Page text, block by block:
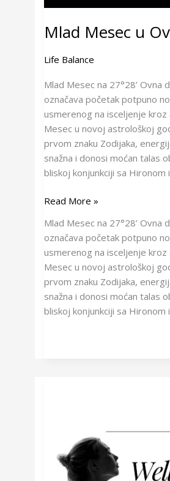
Mlad Mesec u
Life Balance
Mlad Mesec na 27°28’
označava početak potpuno
usmerenog na isceljenje kroz
Mesec u novoj astrološkoj
prvom znaku Zodijaka,
snažna i donosi moćan talas
bliskoj konjunkciji sa Hironom i
Read More »
Mlad Mesec na 27°28’
označava početak potpuno
usmerenog na isceljenje kroz
Mesec u novoj astrološkoj
prvom znaku Zodijaka,
snažna i donosi moćan talas
bliskoj konjunkciji sa Hironom i